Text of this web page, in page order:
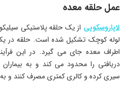
عمل حلقه معده
لاپاروسکوپی از یک حلقه پلاستیکی
لوله کوچک تشکیل شده است. حلقه در
اطراف معده جای می گیرد. در این
دریافتی را محدود می کند و به
سیری کرده و کالری کمتری مصرف کنند